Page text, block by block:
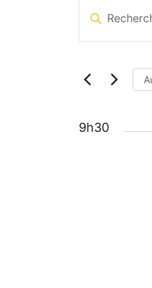
de
Évènements
Saisir
mot-
Rechercher
par
9h30